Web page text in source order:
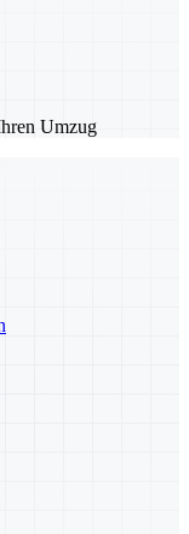
Umzug